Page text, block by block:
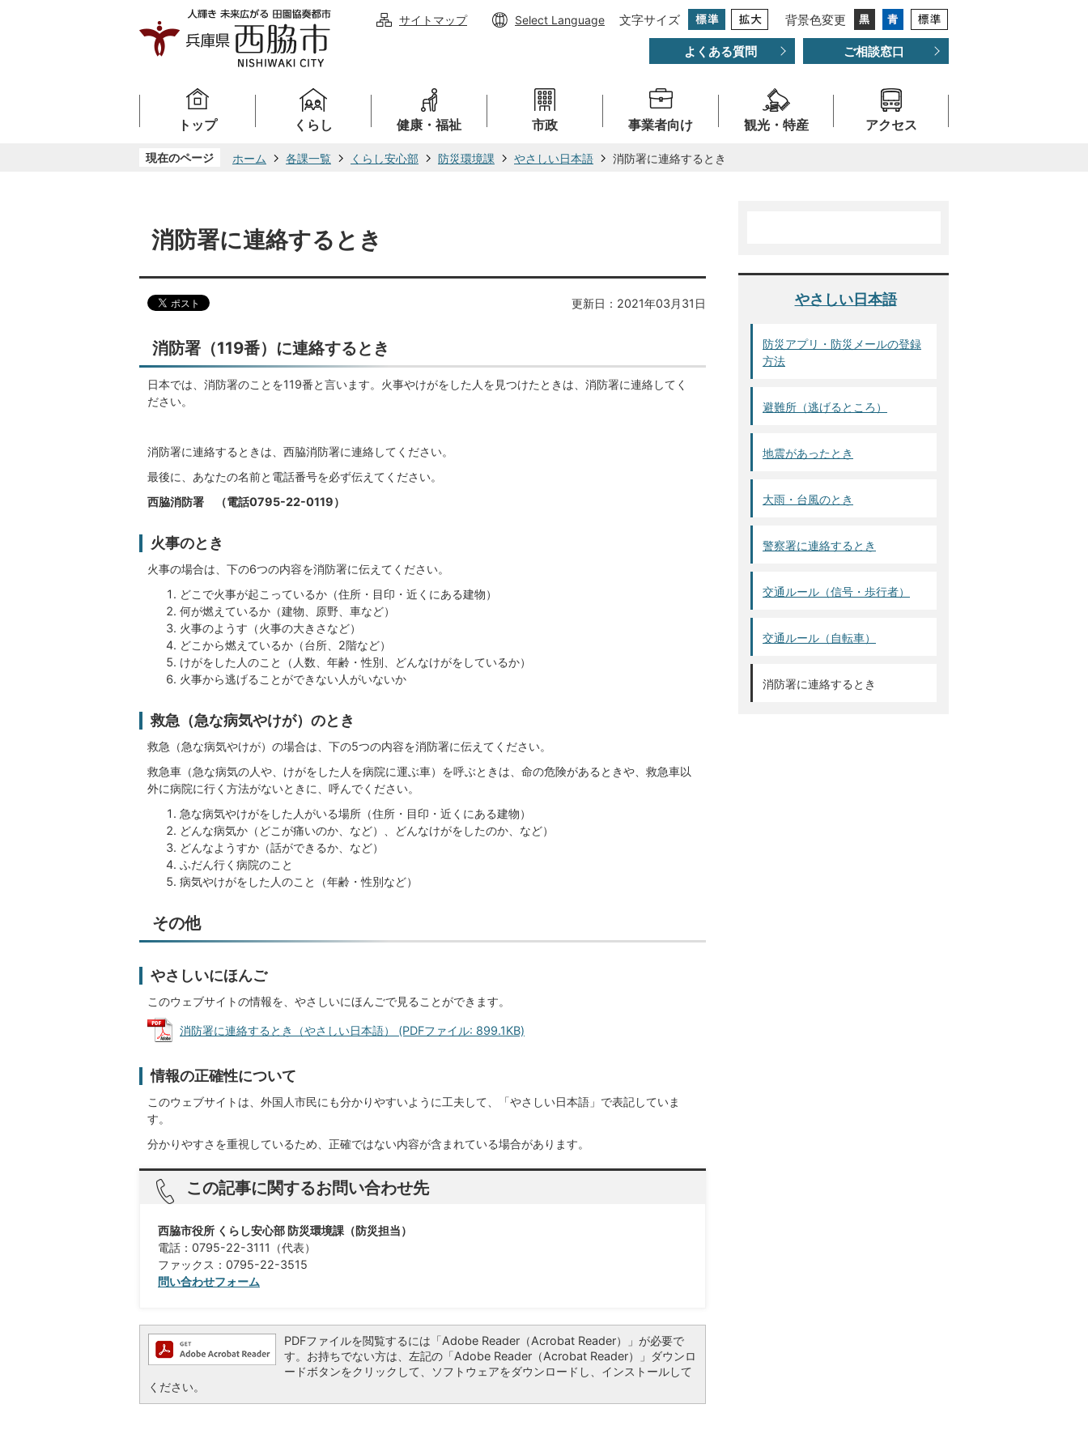
サイトマップ Select Language 文字サイズ 背景色変更
よくある質問 ご相談窓口
トップ くらし 健康・福祉 市政 事業者向け 観光・特産 アクセス
現在のページ ホーム 各課一覧 くらし安心部 防災環境課 やさしい日本語 消防署に連絡するとき
消防署に連絡するとき
更新日：2021年03月31日
消防署（119番）に連絡するとき
日本では、消防署のことを119番と言います。火事やけがをした人を見つけたときは、消防署に連絡してく
ださい。
消防署に連絡するときは、西脇消防署に連絡してください。
最後に、あなたの名前と電話番号を必ず伝えてください。
西脇消防署 （電話0795-22-0119）
火事のとき
火事の場合は、下の6つの内容を消防署に伝えてください。
どこで火事が起こっているか（住所・目印・近くにある建物）
何が燃えているか（建物、原野、車など）
火事のようす（火事の大きさなど）
どこから燃えているか（台所、2階など）
けがをした人のこと（人数、年齢・性別、どんなけがをしているか）
火事から逃げることができない人がいないか
救急（急な病気やけが）のとき
救急（急な病気やけが）の場合は、下の5つの内容を消防署に伝えてください。
救急車（急な病気の人や、けがをした人を病院に運ぶ車）を呼ぶときは、命の危険があるときや、救急車以
外に病院に行く方法がないときに、呼んでください。
急な病気やけがをした人がいる場所（住所・目印・近くにある建物）
どんな病気か（どこが痛いのか、など）、どんなけがをしたのか、など）
どんなようすか（話ができるか、など）
ふだん行く病院のこと
病気やけがをした人のこと（年齢・性別など）
その他
やさしいにほんご
このウェブサイトの情報を、やさしいにほんごで見ることができます。
消防署に連絡するとき（やさしい日本語） (PDFファイル: 899.1KB)
情報の正確性について
このウェブサイトは、外国人市民にも分かりやすいように工夫して、「やさしい日本語」で表記していま
す。
分かりやすさを重視しているため、正確ではない内容が含まれている場合があります。
この記事に関するお問い合わせ先
西脇市役所 くらし安心部 防災環境課（防災担当）
電話：0795-22-3111（代表）
ファックス：0795-22-3515
問い合わせフォーム
PDFファイルを閲覧するには「Adobe Reader（Acrobat Reader）」が必要で
す。お持ちでない方は、左記の「Adobe Reader（Acrobat Reader）」ダウンロ
ードボタンをクリックして、ソフトウェアをダウンロードし、インストールして
ください。
やさしい日本語
防災アプリ・防災メールの登録
方法
避難所（逃げるところ）
地震があったとき
大雨・台風のとき
警察署に連絡するとき
交通ルール（信号・歩行者）
交通ルール（自転車）
消防署に連絡するとき